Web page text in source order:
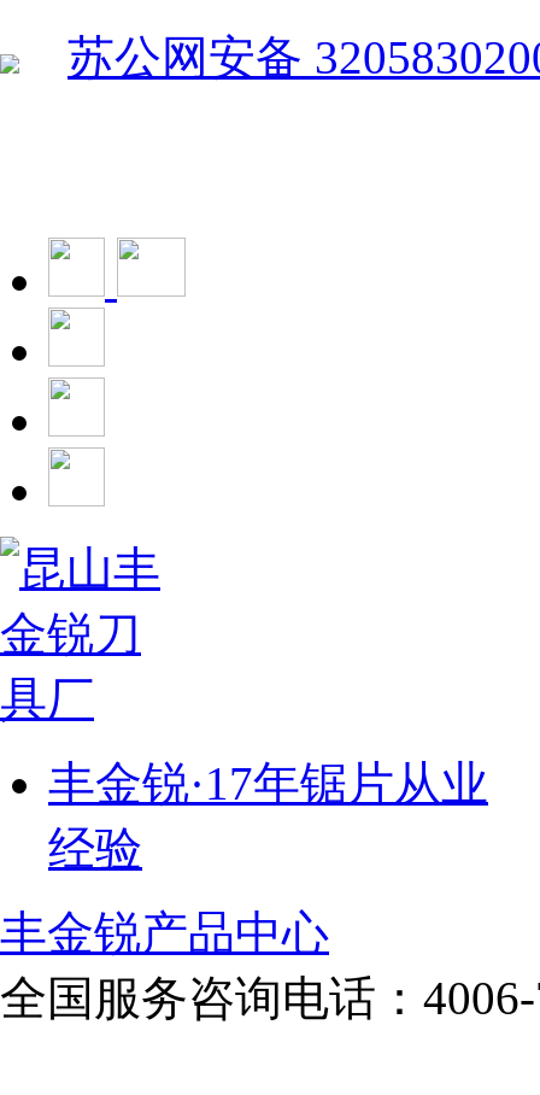
苏公网安备
丰金锐·17年锯片从业
经验
丰金锐产品中心
全国服务咨询电话：